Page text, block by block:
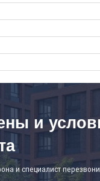
и
и специалист